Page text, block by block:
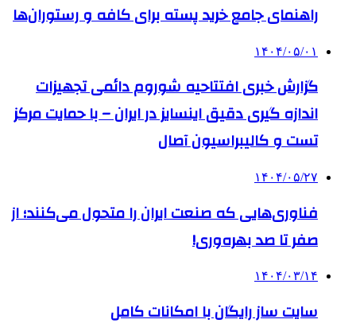
راهنمای جامع خرید پسته برای کافه و رستوران‌ها
۱۴۰۴/۰۵/۰۱
گزارش خبری افتتاحیه شوروم دائمی تجهیزات
اندازه گیری دقیق اینسایز در ایران – با حمایت مرکز
تست و کالیبراسیون آصال
۱۴۰۴/۰۵/۲۷
فناوری‌هایی که صنعت ایران را متحول می‌کنند؛ از
صفر تا صد بهره‌وری!
۱۴۰۴/۰۳/۱۴
سایت ساز رایگان با امکانات کامل